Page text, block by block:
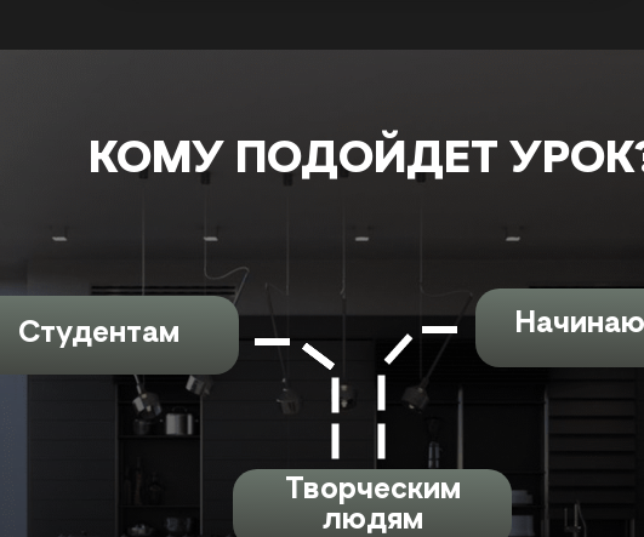
КОМУ ПОДОЙДЕТ
Студентам
Творческим
людям